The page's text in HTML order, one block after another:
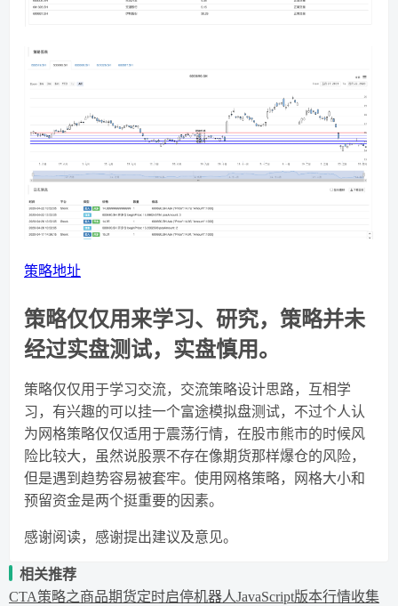
策略地址
策略仅仅用来学习、研究，策略并未
经过实盘测试，实盘慎用。
策略仅仅用于学习交流，交流策略设计思路，互相学
习，有兴趣的可以挂一个富途模拟盘测试，不过个人认
为网格策略仅仅适用于震荡行情，在股市熊市的时候风
险比较大，虽然说股票不存在像期货那样爆仓的风险，
但是遇到趋势容易被套牢。使用网格策略，网格大小和
预留资金是两个挺重要的因素。
感谢阅读，感谢提出建议及意见。
相关推荐
CTA策略之商品期货定时启停机器人JavaScript版本行情收集